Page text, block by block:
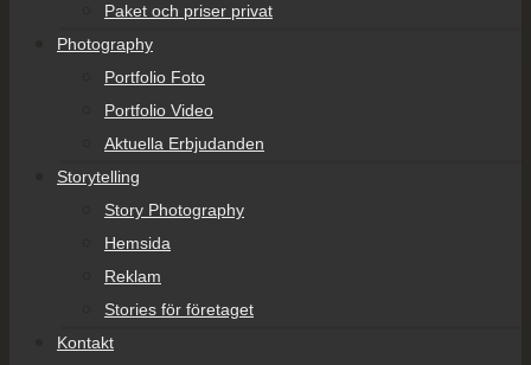
Paket och priser privat
Photography
Portfolio Foto
Portfolio Video
Aktuella Erbjudanden
Storytelling
Story Photography
Hemsida
Reklam
Stories för företaget
Kontakt